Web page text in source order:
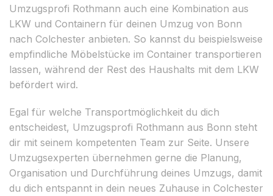
Umzugsprofi Rothmann auch eine Kombination aus
LKW und Containern für deinen Umzug von Bonn
nach Colchester anbieten. So kannst du beispielsweise
empfindliche Möbelstücke im Container transportieren
lassen, während der Rest des Haushalts mit dem LKW
befördert wird.
Egal für welche Transportmöglichkeit du dich
entscheidest, Umzugsprofi Rothmann aus Bonn steht
dir mit seinem kompetenten Team zur Seite. Unsere
Umzugsexperten übernehmen gerne die Planung,
Organisation und Durchführung deines Umzugs, damit
du dich entspannt in dein neues Zuhause in Colchester